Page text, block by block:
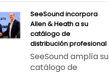
SeeSound incorpora
Allen & Heath a su
catálogo de
distribución profesional
SeeSound amplía su
catálogo de